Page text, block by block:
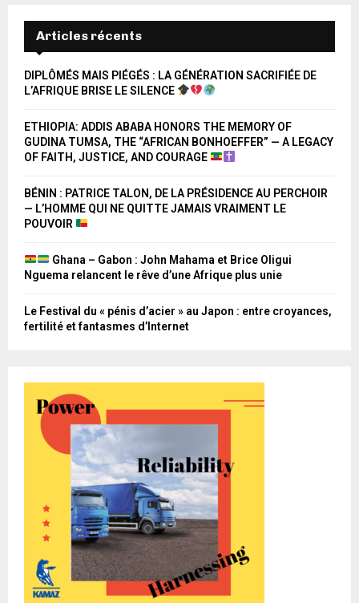
Articles récents
DIPLÔMÉS MAIS PIÉGÉS : LA GÉNÉRATION SACRIFIÉE DE
L’AFRIQUE BRISE LE SILENCE
ETHIOPIA: ADDIS ABABA HONORS THE MEMORY OF
GUDINA TUMSA, THE “AFRICAN BONHOEFFER” — A LEGACY
OF FAITH, JUSTICE, AND COURAGE
BÉNIN : PATRICE TALON, DE LA PRÉSIDENCE AU PERCHOIR
— L’HOMME QUI NE QUITTE JAMAIS VRAIMENT LE
POUVOIR
Ghana – Gabon : John Mahama et Brice Oligui
Nguema relancent le rêve d’une Afrique plus unie
Le Festival du « pénis d’acier » au Japon : entre croyances,
fertilité et fantasmes d’Internet